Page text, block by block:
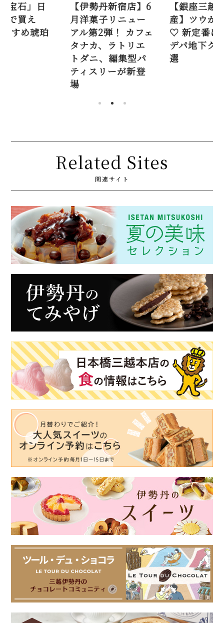
新宿店】6
リニュー
！ カフェ
【銀座三越の手土
産】ツウが教える
♡ 新定番にしたい
デパ地下グルメ12
選
「食べる宝
本橋三越で
る！ おすす
糖6選
Related Sites
関連サイト